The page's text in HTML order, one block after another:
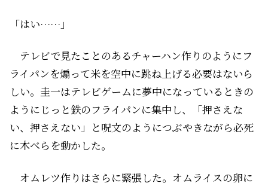
「はい……」
テレビで見たことのあるチャーハン作りのようにフ
ライパンを煽って米を空中に跳ね上げる必要はないら
しい。圭一はテレビゲームに夢中になっているときの
ようにじっと鉄のフライパンに集中し、「押さえな
い、押さえない」と呪文のようにつぶやきながら必死
に木べらを動かした。
オムレツ作りはさらに緊張した。オムライスの卵に